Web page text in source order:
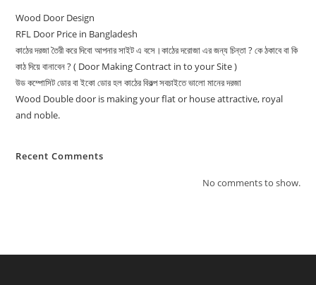
Wood Door Design
RFL Door Price in Bangladesh
কাঠের দরজা তৈরী করে দিবো আপনার সাইট এ বসে।কাঠের দরোজা এর জন্য চিন্তা ? কে ঠকাবে বা কি
কাঠ দিয়ে বানাবেন ? ( Door Making Contract in to your Site )
উড কম্পোসিট ডোর বা ইকো ডোর হল কাঠের বিকল্প সবচাইতে ভালো মানের দরজা
Wood Double door is making your flat or house attractive, royal
and noble.
Recent Comments
No comments to show.